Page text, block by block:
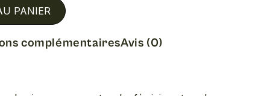
PANIER
complémentairesAvis (0)